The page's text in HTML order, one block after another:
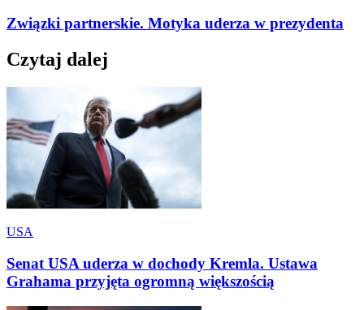
Związki partnerskie. Motyka uderza w prezydenta
Czytaj dalej
USA
Senat USA uderza w dochody Kremla. Ustawa
Grahama przyjęta ogromną większością